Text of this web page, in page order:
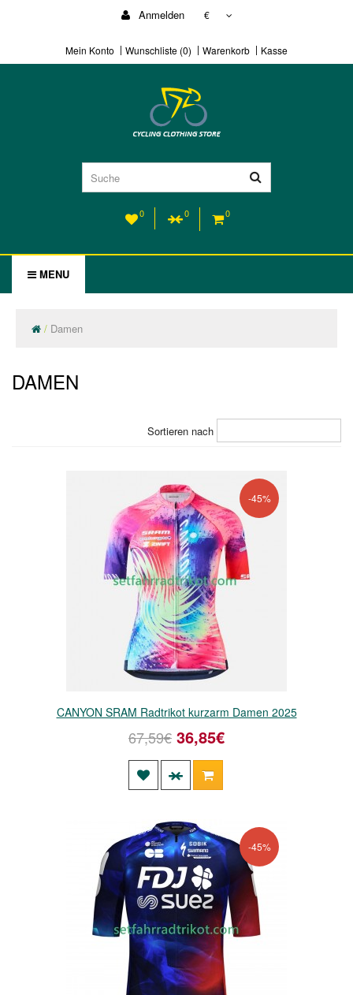
Anmelden €
Mein Konto Wunschliste (0) Warenkorb Kasse
0 0 0
MENU
Damen
DAMEN
Sortieren nach
-45%
CANYON SRAM Radtrikot kurzarm Damen 2025
67,59€ 36,85€
-45%